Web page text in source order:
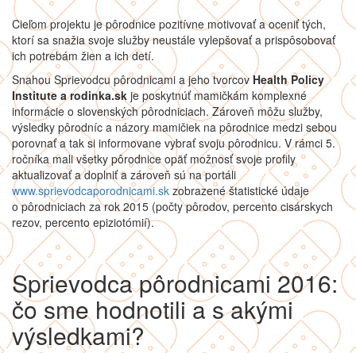
Cieľom projektu je pôrodnice pozitívne motivovať a oceniť tých,
ktorí sa snažia svoje služby neustále vylepšovať a prispôsobovať
ich potrebám žien a ich detí.
Snahou Sprievodcu pôrodnicami a jeho tvorcovHealth Policy
Institute a rodinka.sk je poskytnúť mamičkám komplexné
informácie o slovenských pôrodniciach. Zároveň môžu služby,
výsledky pôrodníc a názory mamičiek na pôrodnice medzi sebou
porovnať a tak si informovane vybrať svoju pôrodnicu. V rámci 5.
ročníka mali všetky pôrodnice opäť možnosť svoje profily
aktualizovať a doplniť a zároveň sú na portáli
www.sprievodcaporodnicami.sk zobrazené štatistické údaje
o pôrodniciach za rok 2015 (počty pôrodov, percento cisárskych
rezov, percento epiziotómií).
Sprievodca pôrodnicami 2016:
čo sme hodnotili a s akými
výsledkami?